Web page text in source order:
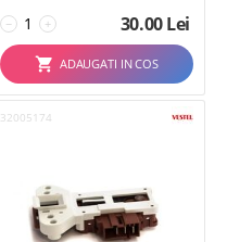
+
− 30.00Lei
ADAUGATI IN COS
32005174